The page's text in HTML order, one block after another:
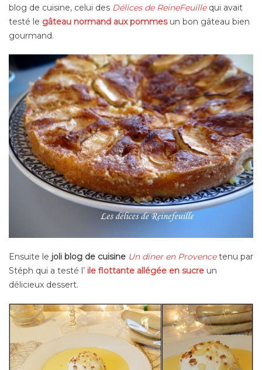
blog de cuisine, celui des Délices de ReineFeuillequi avait
testé le gâteau normand aux pommesun bon gâteau bien
gourmand.
Ensuite le joli blog de cuisine Un diner en Provencetenu par
Stéph qui a testé l’ ile flottante allégée en sucre un
délicieux dessert.